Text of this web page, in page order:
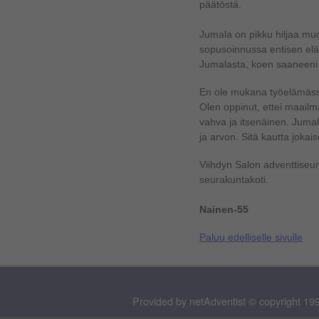
päätöstä.
Jumala on pikku hiljaa
sopusoinnussa entisen
Jumalasta, koen
En ole mukana
Olen oppinut, ettei
vahva ja itsenäinen.
ja arvon. Sitä kautta
Viihdyn Salon
seurakuntakoti.
Nainen-55
Paluu edelliselle sivulle
Provided by netAdventist © copyright